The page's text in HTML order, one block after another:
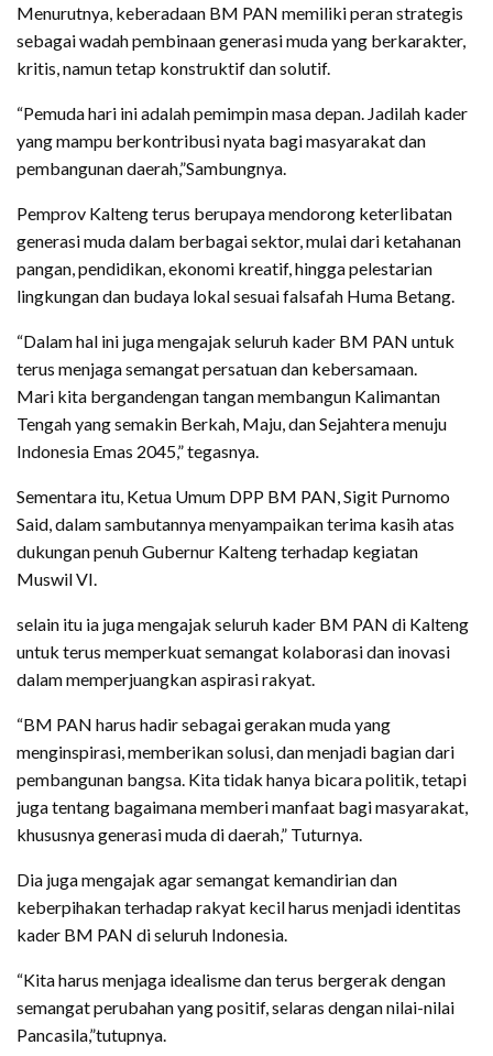
Menurutnya, keberadaan BM PAN memiliki peran strategis
sebagai wadah pembinaan generasi muda yang berkarakter,
kritis, namun tetap konstruktif dan solutif.
“Pemuda hari ini adalah pemimpin masa depan. Jadilah kader
yang mampu berkontribusi nyata bagi masyarakat dan
pembangunan daerah,”Sambungnya.
Pemprov Kalteng terus berupaya mendorong keterlibatan
generasi muda dalam berbagai sektor, mulai dari ketahanan
pangan, pendidikan, ekonomi kreatif, hingga pelestarian
lingkungan dan budaya lokal sesuai falsafah Huma Betang.
“Dalam hal ini juga mengajak seluruh kader BM PAN untuk
terus menjaga semangat persatuan dan kebersamaan.
Mari kita bergandengan tangan membangun Kalimantan
Tengah yang semakin Berkah, Maju, dan Sejahtera menuju
Indonesia Emas 2045,” tegasnya.
Sementara itu, Ketua Umum DPP BM PAN, Sigit Purnomo
Said, dalam sambutannya menyampaikan terima kasih atas
dukungan penuh Gubernur Kalteng terhadap kegiatan
Muswil VI.
selain itu ia juga mengajak seluruh kader BM PAN di Kalteng
untuk terus memperkuat semangat kolaborasi dan inovasi
dalam memperjuangkan aspirasi rakyat.
“BM PAN harus hadir sebagai gerakan muda yang
menginspirasi, memberikan solusi, dan menjadi bagian dari
pembangunan bangsa. Kita tidak hanya bicara politik, tetapi
juga tentang bagaimana memberi manfaat bagi masyarakat,
khususnya generasi muda di daerah,” Tuturnya.
Dia juga mengajak agar semangat kemandirian dan
keberpihakan terhadap rakyat kecil harus menjadi identitas
kader BM PAN di seluruh Indonesia.
“Kita harus menjaga idealisme dan terus bergerak dengan
semangat perubahan yang positif, selaras dengan nilai-nilai
Pancasila,”tutupnya.